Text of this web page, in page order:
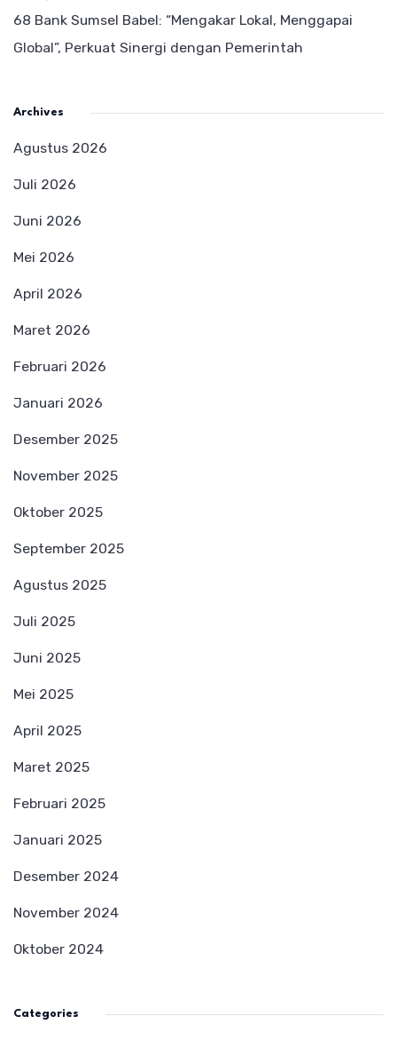
68 Bank Sumsel Babel: “Mengakar Lokal, Menggapai
Global”, Perkuat Sinergi dengan Pemerintah
Archives
Agustus 2026
Juli 2026
Juni 2026
Mei 2026
April 2026
Maret 2026
Februari 2026
Januari 2026
Desember 2025
November 2025
Oktober 2025
September 2025
Agustus 2025
Juli 2025
Juni 2025
Mei 2025
April 2025
Maret 2025
Februari 2025
Januari 2025
Desember 2024
November 2024
Oktober 2024
Categories